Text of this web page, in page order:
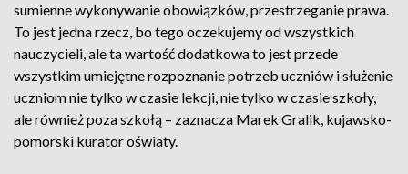
sumienne wykonywanie obowiązków, przestrzeganie prawa.
To jest jedna rzecz, bo tego oczekujemy od wszystkich
nauczycieli, ale ta wartość dodatkowa to jest przede
wszystkim umiejętne rozpoznanie potrzeb uczniów i służenie
uczniom nie tylko w czasie lekcji, nie tylko w czasie szkoły,
ale również poza szkołą – zaznacza Marek Gralik, kujawsko-
pomorski kurator oświaty.